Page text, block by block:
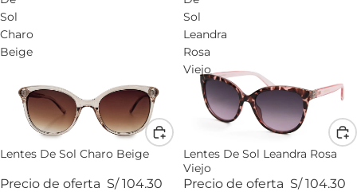
Sol
Charo
Beige
Lentes De Sol Charo Beige
Precio de oferta S/ 104.30
Sol
Leandra
Rosa
Viejo
Lentes De Sol Leandra Rosa
Viejo
Precio de oferta S/ 104.30